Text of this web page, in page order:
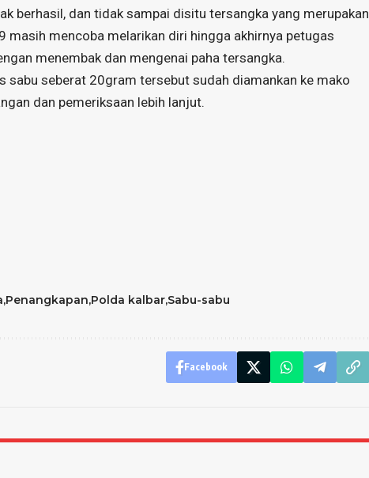
berhasil, dan tidak sampai disitu tersangka yang merupakan
masih mencoba melarikan diri hingga akhirnya petugas
menembak dan mengenai paha tersangka.
sabu seberat 20gram tersebut sudah diamankan ke mako
dan pemeriksaan lebih lanjut.
Penangkapan Polda kalbar Sabu-sabu
Facebook